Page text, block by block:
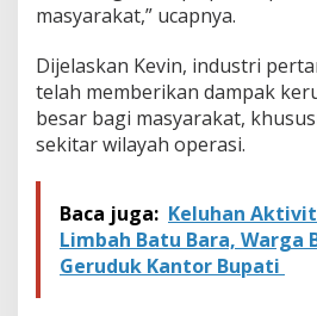
R
D
masyarakat,” ucapnya.
Dijelaskan Kevin, industri
telah memberikan dampak
besar bagi masyarakat,
sekitar wilayah operasi.
Baca juga: Keluhan
Limbah Batu Bara, Warga
Geruduk Kantor Bupati